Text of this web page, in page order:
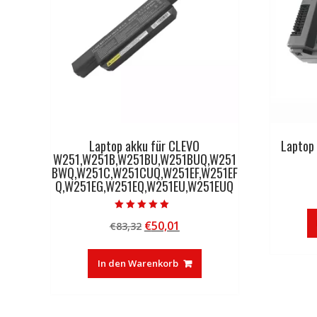
Laptop akku für CLEVO
W251,W251B,W251BU,W251BUQ,W251
BWQ,W251C,W251CUQ,W251EF,W251EF
Q,W251EG,W251EQ,W251EU,W251EUQ
5.00
von 5
€83,32 Ursprünglicher
war:
€83,32
€50,01
ist:
€50,01.
In den Warenkorb
Laptop